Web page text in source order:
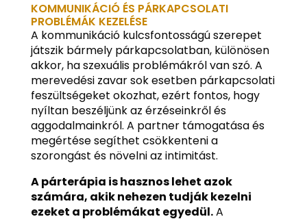
KOMMUNIKÁCIÓ ÉS PÁRKAPCSOLATI
PROBLÉMÁK KEZELÉSE
A kommunikáció kulcsfontosságú szerepet
játszik bármely párkapcsolatban, különösen
akkor, ha szexuális problémákról van szó. A
merevedési zavar sok esetben párkapcsolati
feszültségeket okozhat, ezért fontos, hogy
nyíltan beszéljünk az érzéseinkről és
aggodalmainkról. A partner támogatása és
megértése segíthet csökkenteni a
szorongást és növelni az intimitást.
A párterápia is hasznos lehet azok
számára, akik nehezen tudják kezelni
ezeket a problémákat egyedül.A